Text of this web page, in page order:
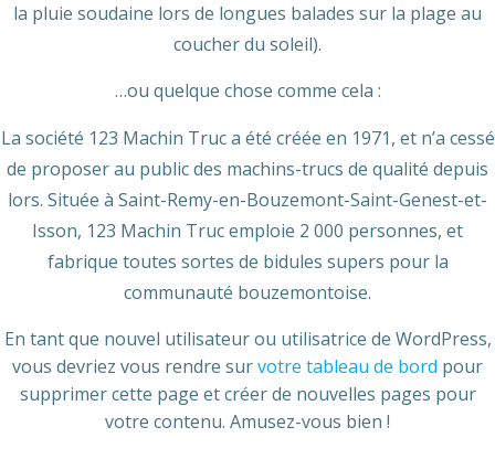
la pluie soudaine lors de longues balades sur la plage au
coucher du soleil).
…ou quelque chose comme cela :
La société 123 Machin Truc a été créée en 1971, et n’a cessé
de proposer au public des machins-trucs de qualité depuis
lors. Située à Saint-Remy-en-Bouzemont-Saint-Genest-et-
Isson, 123 Machin Truc emploie 2 000 personnes, et
fabrique toutes sortes de bidules supers pour la
communauté bouzemontoise.
En tant que nouvel utilisateur ou utilisatrice de WordPress,
vous devriez vous rendre survotre tableau de bord pour
supprimer cette page et créer de nouvelles pages pour
votre contenu. Amusez-vous bien !